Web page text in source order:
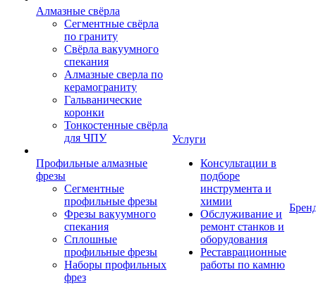
Алмазные свёрла
Сегментные свёрла
по граниту
Свёрла вакуумного
спекания
Алмазные сверла по
керамограниту
Гальванические
коронки
Тонкостенные свёрла
для ЧПУ
Профильные алмазные
фрезы
Сегментные
профильные фрезы
Фрезы вакуумного
спекания
Сплошные
профильные фрезы
Наборы профильных
фрез
Услуги
Консультации в
подборе
инструмента и
химии
Обслуживание и
ремонт станков и
оборудования
Реставрационные
работы по камню